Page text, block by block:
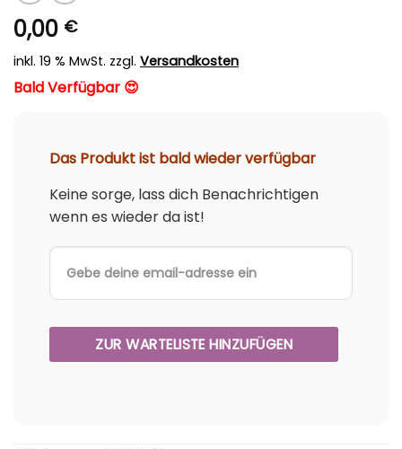
0,00 €
inkl. 19 % MwSt. zzgl. Versandkosten
Bald Verfügbar 😍
Das Produkt ist bald wieder verfügbar
Keine sorge, lass dich Benachrichtigen
wenn es wieder da ist!